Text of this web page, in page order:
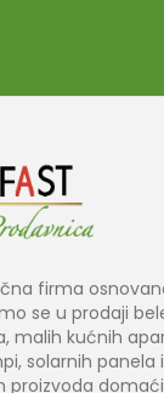
firma
se u prodaji
malih kućnih
solarnih panela
proizvoda